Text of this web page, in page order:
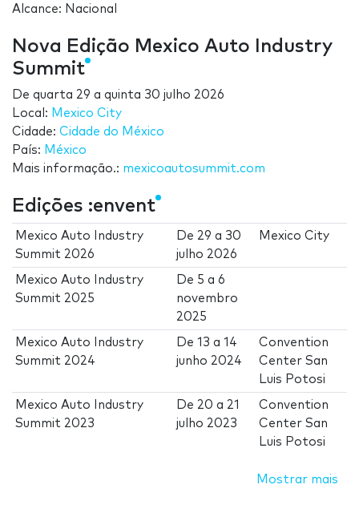
Alcance: Nacional
Nova Edição Mexico Auto Industry
Summit
De quarta 29 a quinta 30 julho 2026
Local: Mexico City
Cidade: Cidade do México
País: México
Mais informação.: mexicoautosummit.com
Edições :envent
Mexico Auto Industry
Summit 2026
De 29 a 30
julho 2026
Mexico City
Mexico Auto Industry
Summit 2025
De 5 a6
novembro
2025
Mexico Auto Industry
Summit 2024
De13 a14
junho 2024
Convention
Center San
Luis Potosi
Mexico Auto Industry
Summit 2023
De 20 a 21
julho 2023
Convention
Center San
Luis Potosi
Mostrar mais